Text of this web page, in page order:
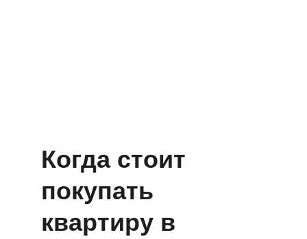
Когда стоит
покупать
квартиру в